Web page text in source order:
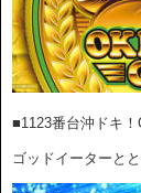
■1123番台沖ドキ
ゴッドイーターと